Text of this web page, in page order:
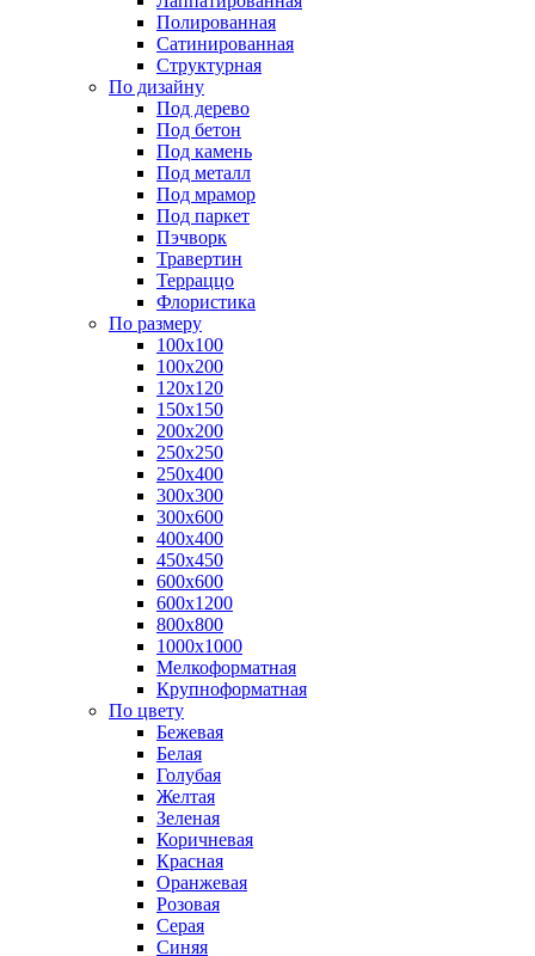
Полированная
Сатинированная
Структурная
По дизайну
Под дерево
Под бетон
Под камень
Под металл
Под мрамор
Под паркет
Пэчворк
Травертин
Терраццо
Флористика
По размеру
100х100
100х200
120х120
150х150
200х200
250х250
250х400
300х300
300х600
400х400
450х450
600х600
600х1200
800х800
1000х1000
Мелкоформатная
Крупноформатная
По цвету
Бежевая
Белая
Голубая
Желтая
Зеленая
Коричневая
Красная
Оранжевая
Розовая
Серая
Синяя